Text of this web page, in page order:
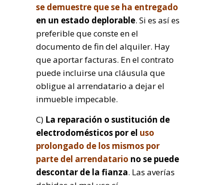
se demuestre que se ha entregado
en un estado deplorable. Si es así es
preferible que conste en el
documento de fin del alquiler. Hay
que aportar facturas. En el contrato
puede incluirse una cláusula que
obligue al arrendatario a dejar el
inmueble impecable.
C) La reparación o sustitución de
electrodomésticos por el uso
prolongado de los mismos por
parte del arrendatario no se puede
descontar de la fianza. Las averías